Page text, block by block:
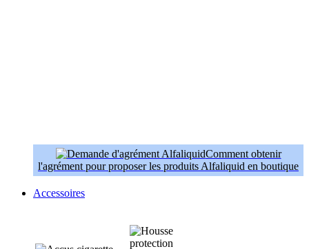
Comment obtenir
l'agrément pour proposer les produits Alfaliquid en boutique
Accessoires